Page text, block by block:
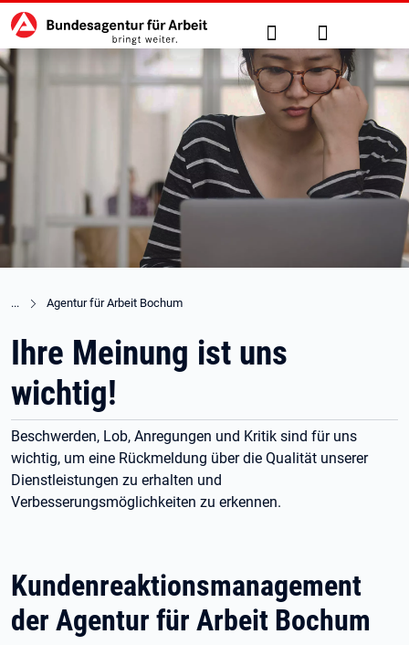
zu den Hauptinhalten springen
Hauptnavigation Suche Anmelden
Agentur für Arbeit Bochum
Ihre Meinung ist uns
wichtig!
Beschwerden, Lob, Anregungen und Kritik sind für uns
wichtig, um eine Rückmeldung über die Qualität unserer
Dienstleistungen zu erhalten und
Verbesserungsmöglichkeiten zu erkennen.
Kundenreaktionsmanagement
der Agentur für Arbeit Bochum